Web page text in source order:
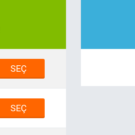
SEÇ
SEÇ